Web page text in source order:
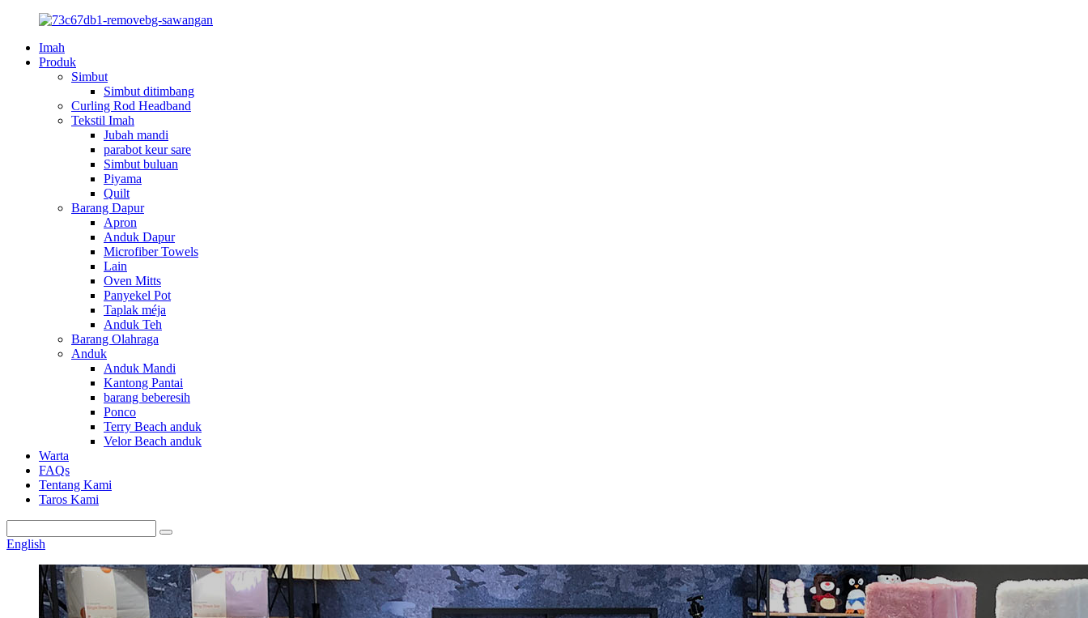
Imah
Produk
Simbut
Simbut ditimbang
Curling Rod Headband
Tekstil Imah
Jubah mandi
parabot keur sare
Simbut buluan
Piyama
Quilt
Barang Dapur
Apron
Anduk Dapur
Microfiber Towels
Lain
Oven Mitts
Panyekel Pot
Taplak méja
Anduk Teh
Barang Olahraga
Anduk
Anduk Mandi
Kantong Pantai
barang beberesih
Ponco
Terry Beach anduk
Velor Beach anduk
Warta
FAQs
Tentang Kami
Taros Kami
English